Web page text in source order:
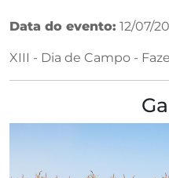
Data do evento: 12/07/
XIII - Dia de Campo -